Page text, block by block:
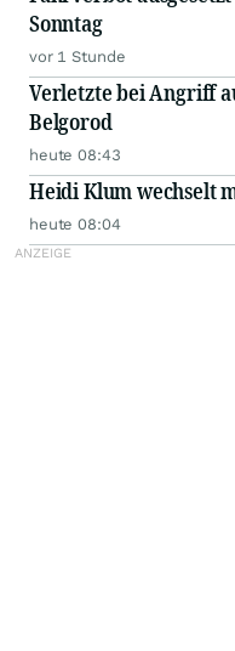
Sonntag
vor 1 Stunde
Verletzte bei Angriff
Belgorod
heute 08:43
Heidi Klum wechselt
heute 08:04